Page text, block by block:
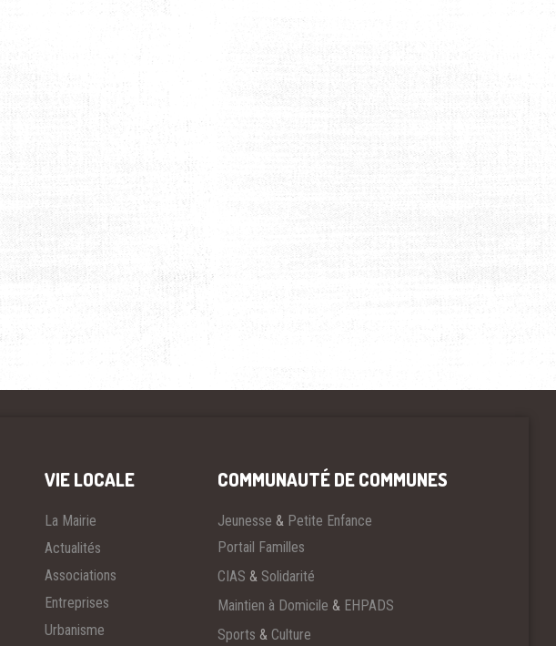
VIE LOCALE
La Mairie
Actualités
Associations
Entreprises
Urbanisme
COMMUNAUTÉ DE COMMUNES
Jeunesse & Petite Enfance
Portail Familles
CIAS & Solidarité
Maintien à Domicile & EHPADS
Sports & Culture